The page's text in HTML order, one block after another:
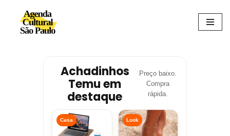
Avançar
Achadinhos
Temu em
destaque
Preço baixo.
Compra
rápida.
Casa Look